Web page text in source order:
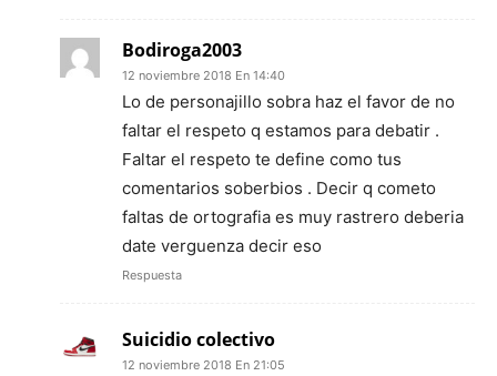
Bodiroga2003
12 noviembre 2018 En 14:40
Lo de personajillo sobra haz el favor de no
faltar el respeto q estamos para debatir .
Faltar el respeto te define como tus
comentarios soberbios . Decir q cometo
faltas de ortografia es muy rastrero deberia
date verguenza decir eso
Respuesta
Suicidio colectivo
12 noviembre 2018 En 21:05